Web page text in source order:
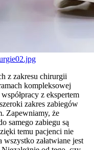
z zakresu chirurgii
kompleksowej
z ekspertem
zakres zabiegów
Zapewniamy, że
samego zabiegu są
temu pacjenci nie
załatwiane jest